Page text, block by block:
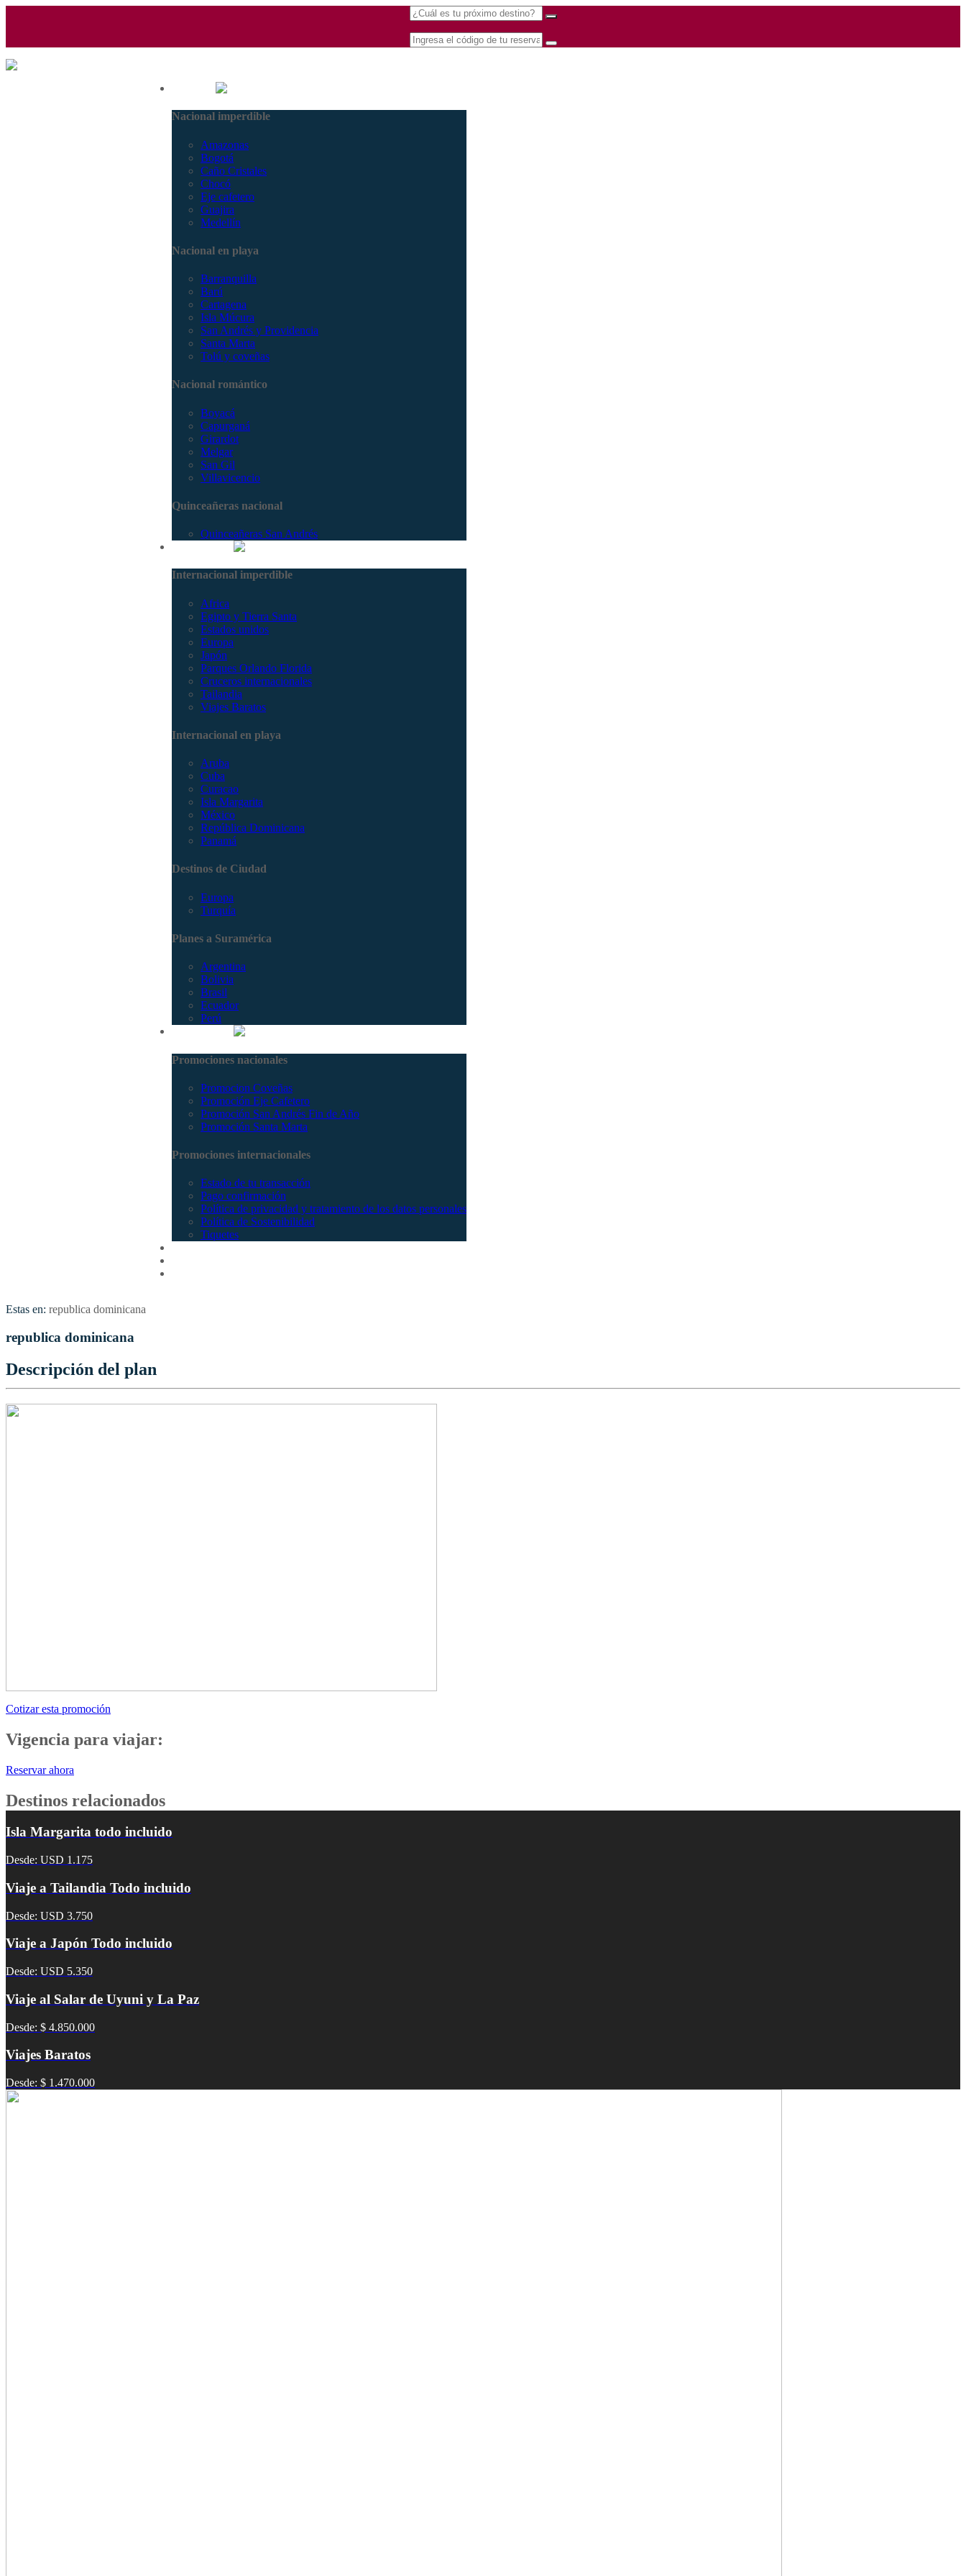
Nacional imperdible
Amazonas
Bogotá
Caño Cristales
Chocó
Eje cafetero
Guajira
Medellín
Nacional en playa
Barranquilla
Barú
Cartagena
Isla Múcura
San Andrés y Providencia
Santa Marta
Tolú y coveñas
Nacional romántico
Boyacá
Capurganá
Girardot
Melgar
San Gil
Villavicencio
Quinceañeras nacional
Quinceañeras San Andrés
Internacional imperdible
Africa
Egipto y Tierra Santa
Estados unidos
Europa
Japón
Parques Orlando Florida
Cruceros internacionales
Tailandia
Viajes Baratos
Internacional en playa
Aruba
Cuba
Curacao
Isla Margarita
México
República Dominicana
Panamá
Destinos de Ciudad
Europa
Turquía
Planes a Suramérica
Argentina
Bolivia
Brasil
Ecuador
Perú
Promociones nacionales
Promocion Coveñas
Promoción Eje Cafetero
Promoción San Andrés Fin de Año
Promoción Santa Marta
Promociones internacionales
Estado de tu transacción
Pago confirmación
Política de privacidad y tratamiento de los datos personales
Política de Sostenibilidad
Tiquetes
Estas en: republica dominicana
republica dominicana
Descripción del plan
Cotizar esta promoción
Vigencia para viajar:
Reservar ahora
Destinos relacionados
Isla Margarita todo incluido
Desde: USD 1.175
Viaje a Tailandia Todo incluido
Desde: USD 3.750
Viaje a Japón Todo incluido
Desde: USD 5.350
Viaje al Salar de Uyuni y La Paz
Desde: $ 4.850.000
Viajes Baratos
Desde: $ 1.470.000